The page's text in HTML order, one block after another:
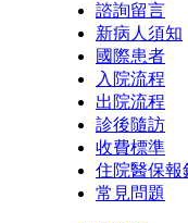
諮詢留言
新病人須知
國際患者
入院流程
出院流程
診後隨訪
收費標準
住院醫保報
常見問題